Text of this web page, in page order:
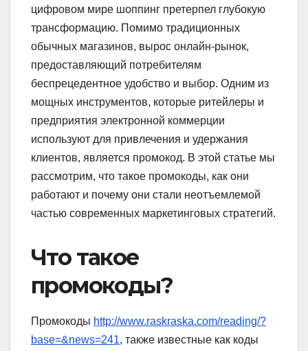
цифровом мире шоппинг претерпел глубокую
трансформацию. Помимо традиционных
обычных магазинов, вырос онлайн-рынок,
предоставляющий потребителям
беспрецедентное удобство и выбор. Одним из
мощных инструментов, которые ритейлеры и
предприятия электронной коммерции
используют для привлечения и удержания
клиентов, является промокод. В этой статье мы
рассмотрим, что такое промокоды, как они
работают и почему они стали неотъемлемой
частью современных маркетинговых стратегий.
Что такое
промокоды?
Промокоды http://www.raskraska.com/reading/?
base=&news=241, также известные как коды